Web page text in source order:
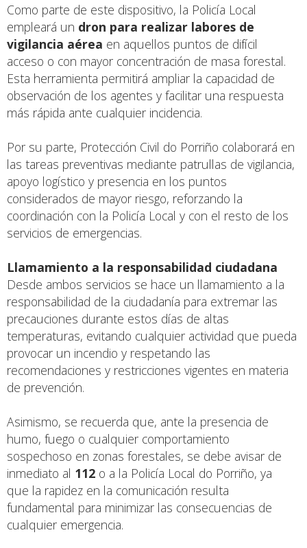
Como parte de este dispositivo, la Policía Local
empleará un dron para realizar labores de
vigilancia aérea en aquellos puntos de difícil
acceso o con mayor concentración de masa forestal.
Esta herramienta permitirá ampliar la capacidad de
observación de los agentes y facilitar una respuesta
más rápida ante cualquier incidencia.
Por su parte, Protección Civil do Porriño colaborará en
las tareas preventivas mediante patrullas de vigilancia,
apoyo logístico y presencia en los puntos
considerados de mayor riesgo, reforzando la
coordinación con la Policía Local y con el resto de los
servicios de emergencias.
Llamamiento a la responsabilidad ciudadana
Desde ambos servicios se hace un llamamiento a la
responsabilidad de la ciudadanía para extremar las
precauciones durante estos días de altas
temperaturas, evitando cualquier actividad que pueda
provocar un incendio y respetando las
recomendaciones y restricciones vigentes en materia
de prevención.
Asimismo, se recuerda que, ante la presencia de
humo, fuego o cualquier comportamiento
sospechoso en zonas forestales, se debe avisar de
inmediato al 112 o a la Policía Local do Porriño, ya
que la rapidez en la comunicación resulta
fundamental para minimizar las consecuencias de
cualquier emergencia.